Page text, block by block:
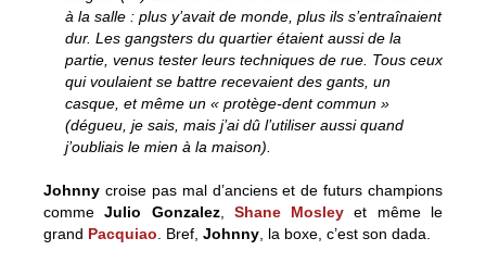
à la salle : plus y’avait de monde, plus ils s’entraînaient
dur. Les gangsters du quartier étaient aussi de la
partie, venus tester leurs techniques de rue. Tous ceux
qui voulaient se battre recevaient des gants, un
casque, et même un « protège-dent commun »
(dégueu, je sais, mais j’ai dû l’utiliser aussi quand
j’oubliais le mien à la maison).
Johnny croise pas mal d’anciens et de futurs champions
commeJulio Gonzalez, Shane Mosley et même le
grand Pacquiao . Bref, Johnny , la boxe, c’est son dada.